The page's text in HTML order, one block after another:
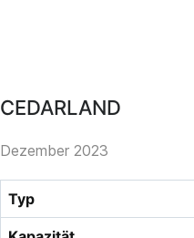
CEDARLAND
Dezember 2023
Typ